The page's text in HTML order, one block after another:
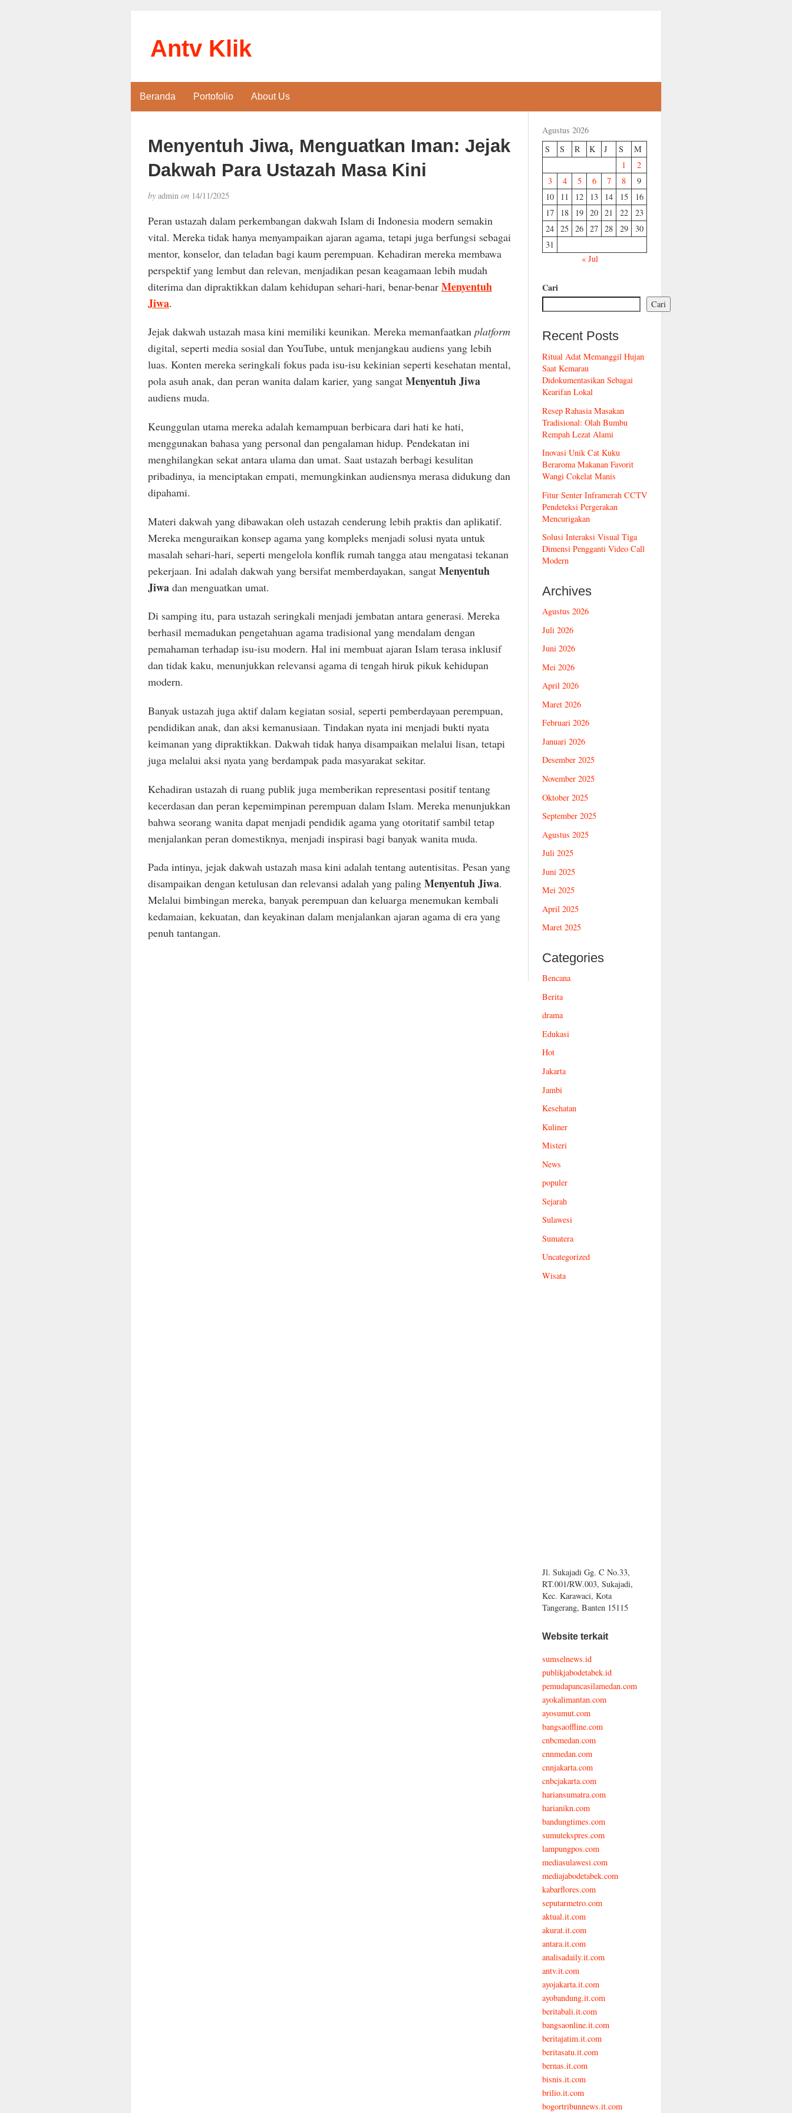
Antv Klik
Beranda Portofolio About Us
Menyentuh Jiwa, Menguatkan Iman: Jejak
Dakwah Para Ustazah Masa Kini
byadmin on14/11/2025
Peran ustazah dalam perkembangan dakwah Islam di Indonesia modern semakin
vital. Mereka tidak hanya menyampaikan ajaran agama, tetapi juga berfungsi sebagai
mentor, konselor, dan teladan bagi kaum perempuan. Kehadiran mereka membawa
perspektif yang lembut dan relevan, menjadikan pesan keagamaan lebih mudah
diterima dan dipraktikkan dalam kehidupan sehari-hari, benar-benar Menyentuh
Jiwa.
Jejak dakwah ustazah masa kini memiliki keunikan. Mereka memanfaatkan platform
digital, seperti media sosial dan YouTube, untuk menjangkau audiens yang lebih
luas. Konten mereka seringkali fokus pada isu-isu kekinian seperti kesehatan mental,
pola asuh anak, dan peran wanita dalam karier, yang sangat Menyentuh Jiwa
audiens muda.
Keunggulan utama mereka adalah kemampuan berbicara dari hati ke hati,
menggunakan bahasa yang personal dan pengalaman hidup. Pendekatan ini
menghilangkan sekat antara ulama dan umat. Saat ustazah berbagi kesulitan
pribadinya, ia menciptakan empati, memungkinkan audiensnya merasa didukung dan
dipahami.
Materi dakwah yang dibawakan oleh ustazah cenderung lebih praktis dan aplikatif.
Mereka menguraikan konsep agama yang kompleks menjadi solusi nyata untuk
masalah sehari-hari, seperti mengelola konflik rumah tangga atau mengatasi tekanan
pekerjaan. Ini adalah dakwah yang bersifat memberdayakan, sangat Menyentuh
Jiwadan menguatkan umat.
Di samping itu, para ustazah seringkali menjadi jembatan antara generasi. Mereka
berhasil memadukan pengetahuan agama tradisional yang mendalam dengan
pemahaman terhadap isu-isu modern. Hal ini membuat ajaran Islam terasa inklusif
dan tidak kaku, menunjukkan relevansi agama di tengah hiruk pikuk kehidupan
modern.
Banyak ustazah juga aktif dalam kegiatan sosial, seperti pemberdayaan perempuan,
pendidikan anak, dan aksi kemanusiaan. Tindakan nyata ini menjadi bukti nyata
keimanan yang dipraktikkan. Dakwah tidak hanya disampaikan melalui lisan, tetapi
juga melalui aksi nyata yang berdampak pada masyarakat sekitar.
Kehadiran ustazah di ruang publik juga memberikan representasi positif tentang
kecerdasan dan peran kepemimpinan perempuan dalam Islam. Mereka menunjukkan
bahwa seorang wanita dapat menjadi pendidik agama yang otoritatif sambil tetap
menjalankan peran domestiknya, menjadi inspirasi bagi banyak wanita muda.
Pada intinya, jejak dakwah ustazah masa kini adalah tentang autentisitas. Pesan yang
disampaikan dengan ketulusan dan relevansi adalah yang paling Menyentuh Jiwa.
Melalui bimbingan mereka, banyak perempuan dan keluarga menemukan kembali
kedamaian, kekuatan, dan keyakinan dalam menjalankan ajaran agama di era yang
penuh tantangan.
Agustus 2026
S
S R K J S
M
1
2
3
4 5 6 7 8
9
10
11 12 13 14 15
16
17
18 19 20 21 22
23
24 25 26 27 28 29
30
31
« Jul
Cari
Cari
Recent Posts
Ritual Adat Memanggil Hujan
Saat Kemarau
Didokumentasikan Sebagai
Kearifan Lokal
Resep Rahasia Masakan
Tradisional: Olah Bumbu
Rempah Lezat Alami
Inovasi Unik Cat Kuku
Beraroma Makanan Favorit
Wangi Cokelat Manis
Fitur Senter Inframerah CCTV
Pendeteksi Pergerakan
Mencurigakan
Solusi Interaksi Visual Tiga
Dimensi Pengganti Video Call
Modern
Archives
Agustus 2026
Juli 2026
Juni 2026
Mei 2026
April 2026
Maret 2026
Februari 2026
Januari 2026
Desember 2025
November 2025
Oktober 2025
September 2025
Agustus 2025
Juli 2025
Juni 2025
Mei 2025
April 2025
Maret 2025
Categories
Bencana
Berita
drama
Edukasi
Hot
Jakarta
Jambi
Kesehatan
Kuliner
Misteri
News
populer
Sejarah
Sulawesi
Sumatera
Uncategorized
Wisata
Jl. Sukajadi Gg. C No.33,
RT.001/RW.003, Sukajadi,
Kec. Karawaci, Kota
Tangerang, Banten 15115
Website terkait
sumselnews.id
publikjabodetabek.id
pemudapancasilamedan.com
ayokalimantan.com
ayosumut.com
bangsaoffline.com
cnbcmedan.com
cnnmedan.com
cnnjakarta.com
cnbcjakarta.com
hariansumatra.com
harianikn.com
bandungtimes.com
sumutekspres.com
lampungpos.com
mediasulawesi.com
mediajabodetabek.com
kabarflores.com
seputarmetro.com
aktual.it.com
akurat.it.com
antara.it.com
analisadaily.it.com
antv.it.com
ayojakarta.it.com
ayobandung.it.com
beritabali.it.com
bangsaonline.it.com
beritajatim.it.com
beritasatu.it.com
bernas.it.com
bisnis.it.com
brilio.it.com
bogortribunnews.it.com